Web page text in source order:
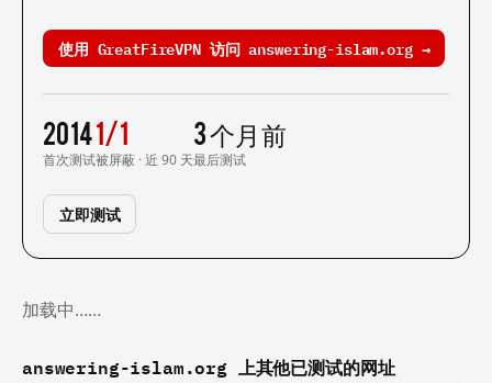
使用 GreatFireVPN 访问 answering-islam.org →
2014
首次测试
1/1
被屏蔽 · 近 90 天
3 个月前
最后测试
立即测试
加载中……
answering-islam.org 上其他已测试的网址